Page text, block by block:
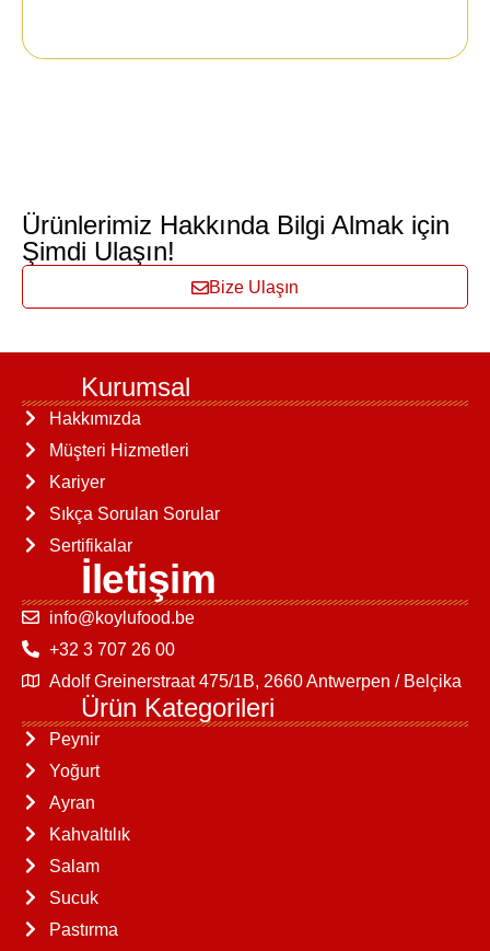
Ürünlerimiz Hakkında Bilgi Almak için
Şimdi Ulaşın!
Bize Ulaşın
Kurumsal
Hakkımızda
Müşteri Hizmetleri
Kariyer
Sıkça Sorulan Sorular
Sertifikalar
İletişim
info@koylufood.be
+32 3 707 26 00
Adolf Greinerstraat 475/1B, 2660 Antwerpen / Belçika
Ürün Kategorileri
Peynir
Yoğurt
Ayran
Kahvaltılık
Salam
Sucuk
Pastırma